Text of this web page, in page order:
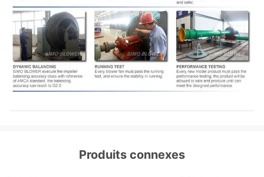
Produits connexes